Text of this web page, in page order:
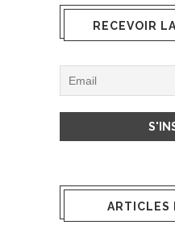
RECEVOIR
ARTICLES